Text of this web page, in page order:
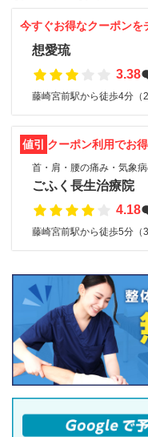
今すぐお得なクーポンを
想愛琉
3.38
藤崎宮前駅から徒歩4分（
値引 クーポン利用でお
首・肩・腰の痛み・気象
ごふく長生治療院
4.18
藤崎宮前駅から徒歩5分（